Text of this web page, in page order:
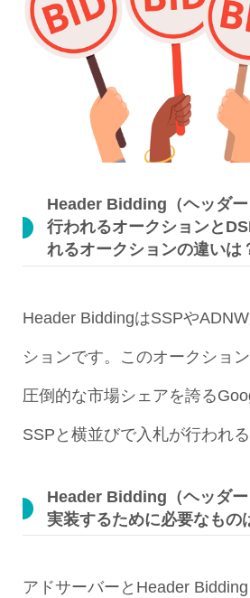
Header Bidding（ヘッダ
行われるオークションと
れるオークションの違いは
Header BiddingはSSPや
ションです。このオークショ
圧倒的な市場シェアを誇る
SSPと横並びで入札が行われる
Header Bidding（ヘッダ
実装するために必要なもの
アドサーバーとHeader